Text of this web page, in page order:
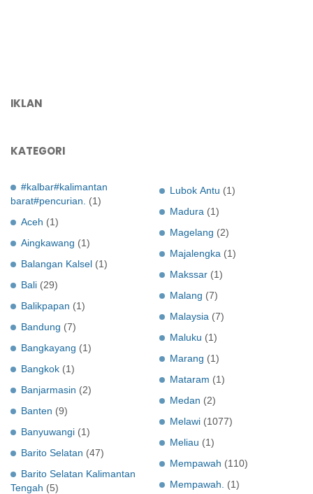
IKLAN
KATEGORI
#kalbar#kalimantan
barat#pencurian.
(1)
Aceh (1)
Aingkawang (1)
Balangan Kalsel (1)
Bali (29)
Balikpapan (1)
Bandung (7)
Bangkayang (1)
Bangkok (1)
Banjarmasin (2)
Banten (9)
Banyuwangi (1)
Barito Selatan (47)
Barito Selatan Kalimantan
Tengah (5)
Lubok Antu (1)
Madura (1)
Magelang (2)
Majalengka (1)
Makssar (1)
Malang (7)
Malaysia (7)
Maluku (1)
Marang (1)
Mataram (1)
Medan (2)
Melawi (1077)
Meliau (1)
Mempawah (110)
Mempawah.
(1)